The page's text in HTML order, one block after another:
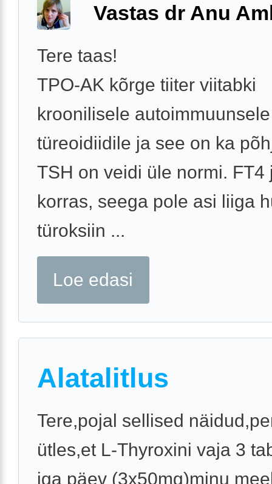
Vastas dr Anu
Tere taas!
TPO-AK kõrge tiiter viitabki
kroonilisele autoimmuunsele
türeoidiidile ja see on ka
TSH on veidi üle normi. FT4
korras, seega pole asi liiga
türoksiin ...
Loe edasi
Alatalitlus
Tere,pojal sellised
ütles,et L-Thyroxini vaja 3
iga päev (3x50mg)minu